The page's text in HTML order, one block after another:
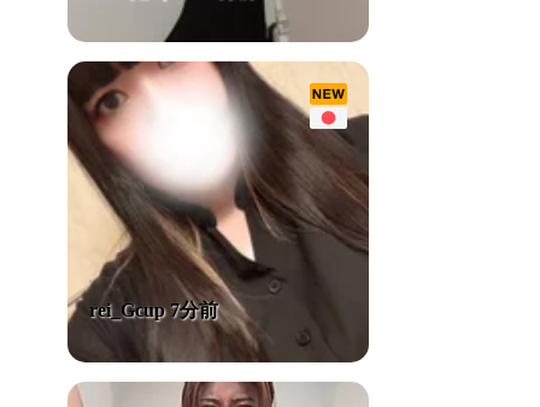
rei_Gcup 7分前